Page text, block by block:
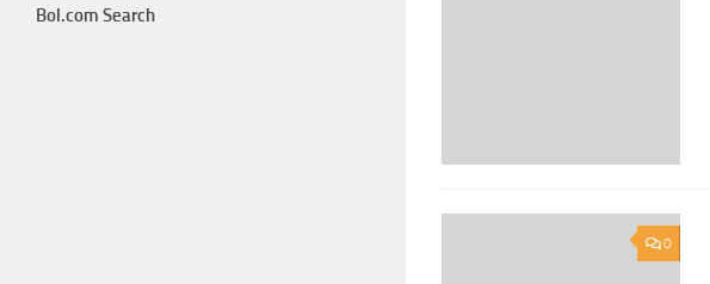
0
Bol.com Search